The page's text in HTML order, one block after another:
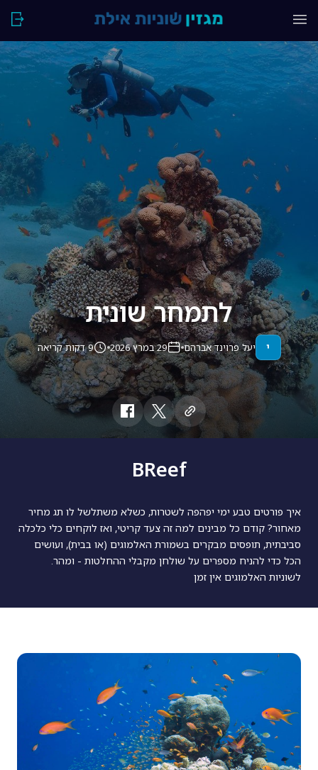
לתמחר שונית
י יעל פרוינד אברהם 29 במרץ 2026 9 דקות קריאה
BReef
איך פורטים טבע ימי יפהפה לשטרות, כשלא משתלשל לו תג מחיר
מאחור? קודם כל מבינים למה זה צעד קריטי, ואז לוקחים כלי כלכלה
סביבתית, תופסים מבקרים בשמורת האלמוגים (או בבית), ועושים
הכל כדי להניח מספרים על שולחן מקבלי ההחלטות - ומהר.
לשוניות האלמוגים אין זמן